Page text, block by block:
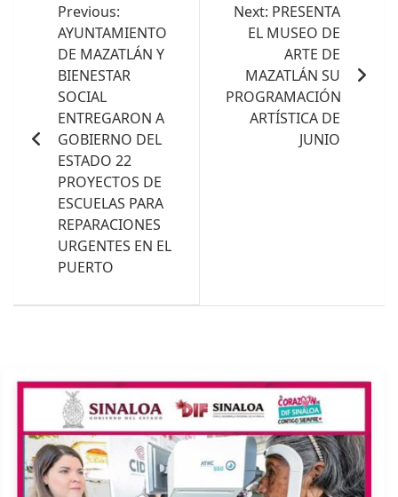
entradas
Previous:
AYUNTAMIENTO
DE MAZATLÁN Y
BIENESTAR
SOCIAL
ENTREGARON A
GOBIERNO DEL
ESTADO 22
PROYECTOS DE
ESCUELAS PARA
REPARACIONES
URGENTES EN EL
PUERTO
Next: PRESENTA
EL MUSEO DE
ARTE DE
MAZATLÁN SU
PROGRAMACIÓN
ARTÍSTICA DE
JUNIO